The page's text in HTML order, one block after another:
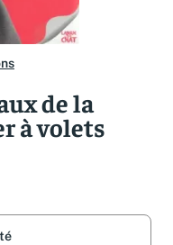
de la
à volets